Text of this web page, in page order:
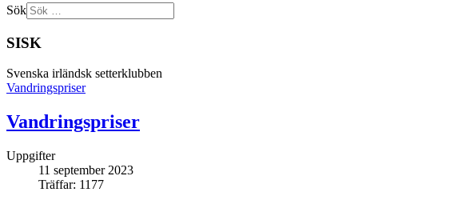
Sök
SISK
Svenska irländsk setterklubben
Vandringspriser
Vandringspriser
Uppgifter
11 september 2023
Träffar: 1177